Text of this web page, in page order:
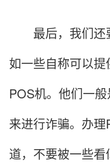
最后，我们还
如一些自称可以
POS机。他们一
来进行诈骗。办
道，不要被一些看